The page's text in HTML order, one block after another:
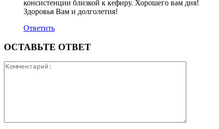
консистенции близкой к кефиру. Хорошего вам дня!
Здоровья Вам и долголетия!
Ответить
ОСТАВЬТЕ ОТВЕТ